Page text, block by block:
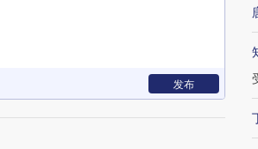
发布